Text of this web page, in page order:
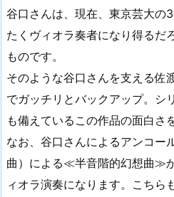
谷口さんは、現在、東京芸大の
たくヴィオラ奏者になり得るだ
ものです。
そのような谷口さんを支える佐
でガッチリとバックアップ。シ
も備えているこの作品の面白さ
なお、谷口さんによるアンコー
曲）による≪半音階的幻想曲≫
ィオラ演奏になります。こちら